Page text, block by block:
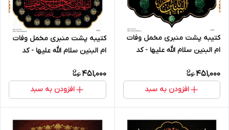
کتیبه پشت منبری مخمل وفات
ام البنین سلام الله علیها - کد
451,000
افزودن به سبد
کتیبه پشت منبری مخمل وفات
ام البنین سلام الله علیها - کد
451,000
افزودن به سبد